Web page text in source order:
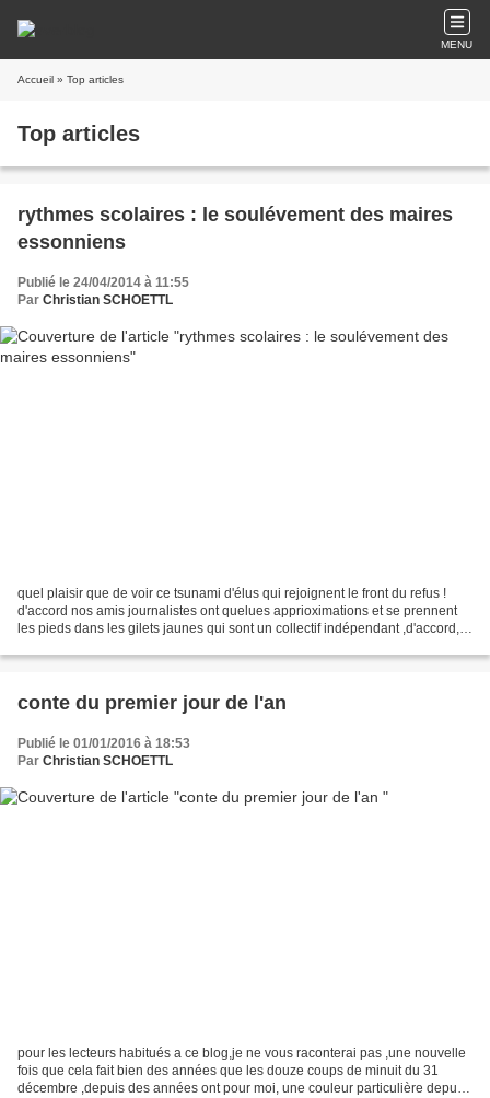
MENU
Accueil » Top articles
Top articles
rythmes scolaires : le soulévement des maires
essonniens
Publié le 24/04/2014 à 11:55
Par Christian SCHOETTL
quel plaisir que de voir ce tsunami d'élus qui rejoignent le front du refus !
d'accord nos amis journalistes ont quelues apprioximations et se prennent
les pieds dans les gilets jaunes qui sont un collectif indépendant ,d'accord,ils
conte du premier jour de l'an
Publié le 01/01/2016 à 18:53
Par Christian SCHOETTL
pour les lecteurs habitués a ce blog,je ne vous raconterai pas ,une nouvelle
fois que cela fait bien des années que les douze coups de minuit du 31
décembre ,depuis des années ont pour moi, une couleur particulière depuis